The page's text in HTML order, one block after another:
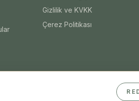
Gizlilik ve KVKK
Çerez Politikası
Visa